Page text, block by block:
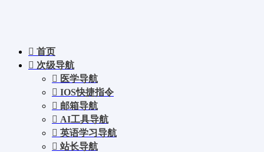
首页
次级导航
医学导航
IOS快捷指令
邮箱导航
AI工具导航
英语学习导航
站长导航